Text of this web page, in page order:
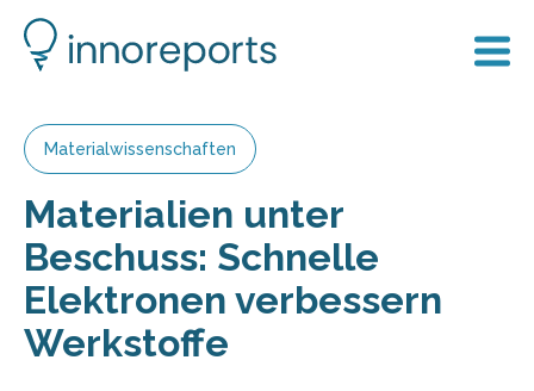
Materialwissenschaften
Materialien unter
Beschuss: Schnelle
Elektronen verbessern
Werkstoffe